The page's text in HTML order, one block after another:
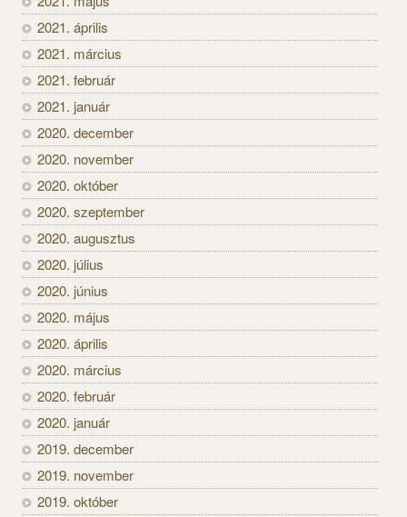
2021. április
2021. március
2021. február
2021. január
2020. december
2020. november
2020. október
2020. szeptember
2020. augusztus
2020. július
2020. június
2020. május
2020. április
2020. március
2020. február
2020. január
2019. december
2019. november
2019. október